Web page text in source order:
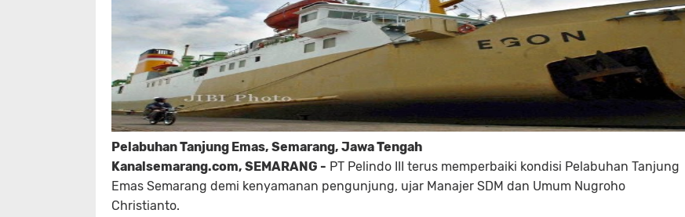
Pelabuhan Tanjung Emas, Semarang, Jawa Tengah
Kanalsemarang.com, SEMARANG - PT Pelindo III terus memperbaiki kondisi Pelabuhan Tanjung
Emas Semarang demi kenyamanan pengunjung, ujar Manajer SDM dan Umum Nugroho
Christianto.